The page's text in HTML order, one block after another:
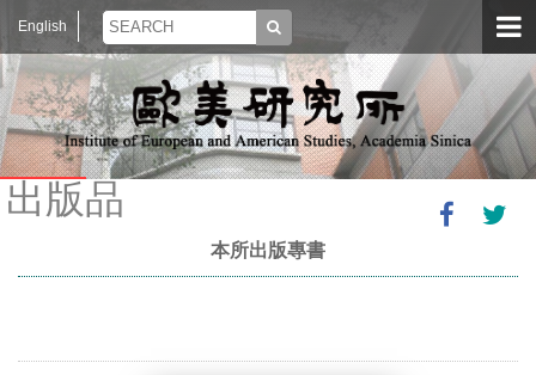
English
出版品
本所出版專書